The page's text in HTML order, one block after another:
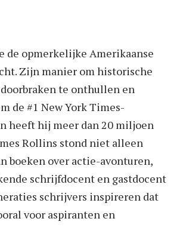
de opmerkelijke Amerikaanse
Zijn manier om historische
te onthullen en
de #1 New York Times-
heeft hij meer dan 20 miljoen
Rollins stond niet alleen
boeken over actie-avonturen,
schrijfdocent en gastdocent
schrijvers inspireren dat
voor aspiranten en